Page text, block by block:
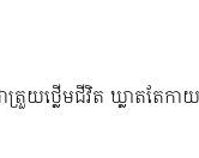
រួយថ្លើមជីវិត ឃ្លាតតែក